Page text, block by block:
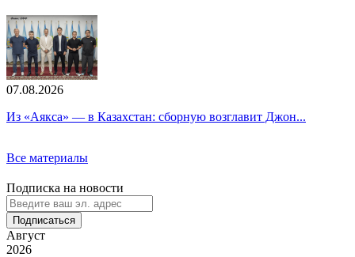
07.08.2026
Из «Аякса» — в Казахстан: сборную возглавит Джон...
Все материалы
Подписка на новости
Подписаться
Август
2026